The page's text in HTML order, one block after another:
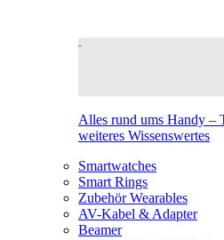
Alles rund ums Handy –
weiteres Wissenswertes
Smartwatches
Smart Rings
Zubehör Wearables
AV-Kabel & Adapter
Beamer